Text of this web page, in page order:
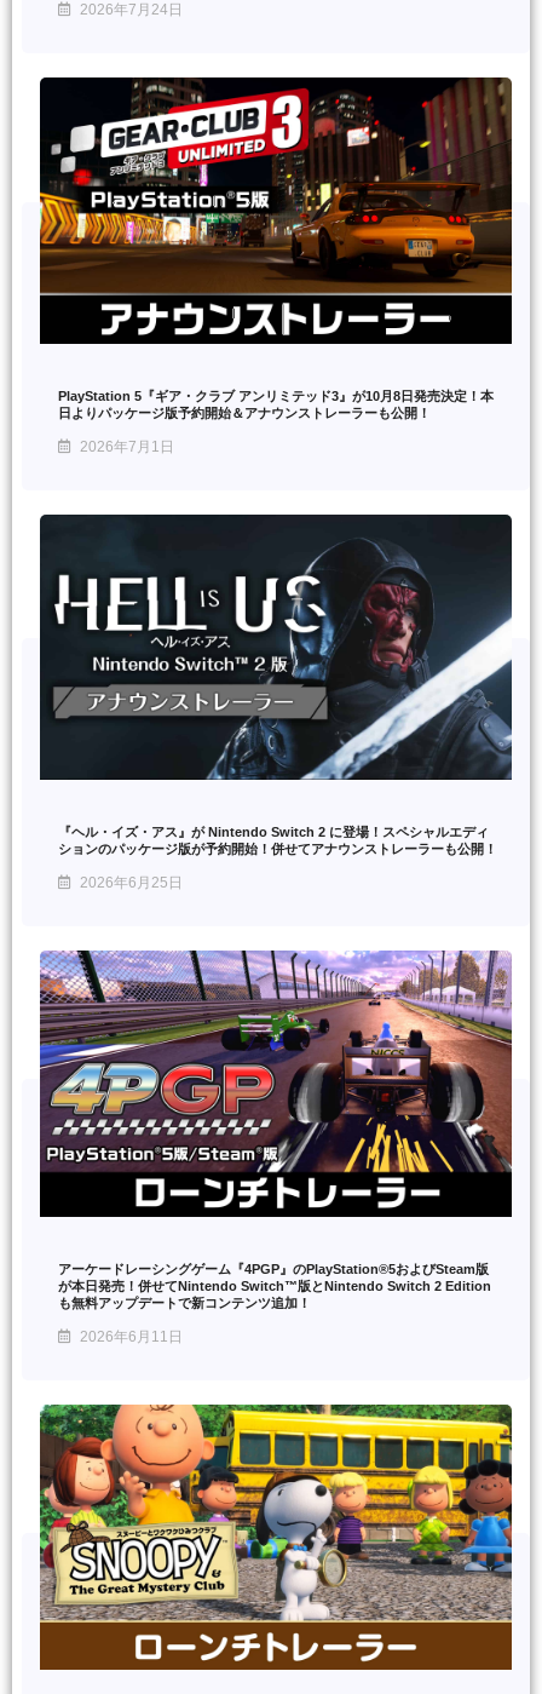
2026年7月24日
PlayStation 5『ギア・クラブ アンリミテッド3』が10月8日発売決定！本
日よりパッケージ版予約開始＆アナウンストレーラーも公開！
2026年7月1日
『ヘル・イズ・アス』が Nintendo Switch 2 に登場！スペシャルエディ
ションのパッケージ版が予約開始！併せてアナウンストレーラーも公開！
2026年6月25日
アーケードレーシングゲーム『4PGP』のPlayStation®5およびSteam版
が本日発売！併せてNintendo Switch™版とNintendo Switch 2 Edition
も無料アップデートで新コンテンツ追加！
2026年6月11日